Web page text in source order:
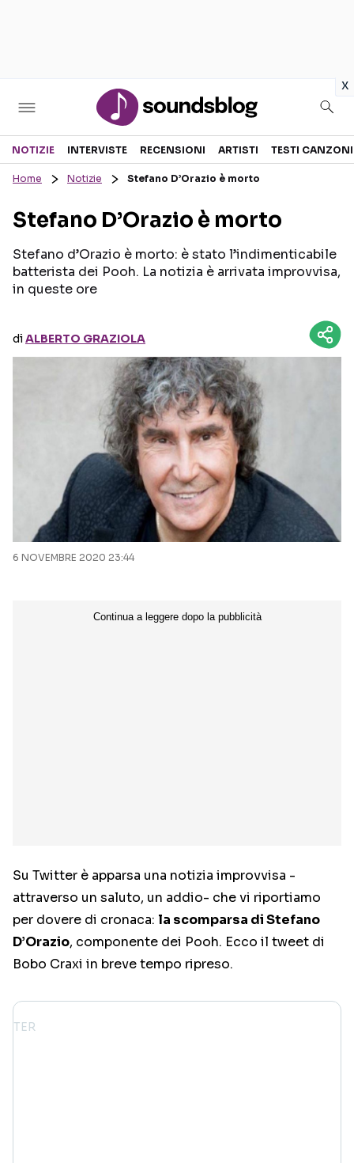
x
Sezioni
RECENSIONI MUSICALI
INTERVISTE
GOSSIP E CURIOSITÀ
TESTI CANZONI
TOUR ED EVENTI
TALENT SHOW
Seguici sui social
NOTIZIE INTERVISTE RECENSIONI ARTISTI TESTI CANZONI
Home Notizie Stefano D’Orazio è morto
Stefano D’Orazio è morto
Stefano d’Orazio è morto: è stato l’indimenticabile
batterista dei Pooh. La notizia è arrivata improvvisa,
in queste ore
diALBERTO GRAZIOLA
6 NOVEMBRE 2020 23:44
Su Twitter è apparsa una notizia improvvisa -
attraverso un saluto, un addio- che vi riportiamo
per dovere di cronaca: la scomparsa di Stefano
D’Orazio, componente dei Pooh. Ecco il tweet di
Bobo Craxi in breve tempo ripreso.